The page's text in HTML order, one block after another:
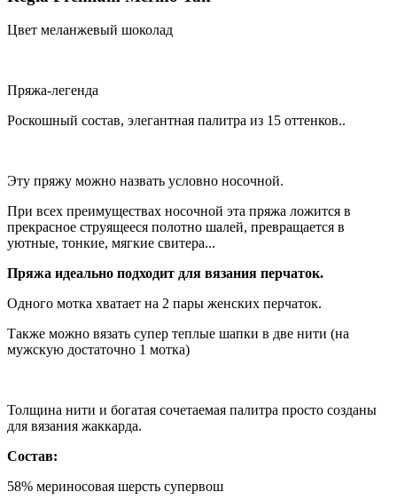
Цвет меланжевый шоколад
Пряжа-легенда
Роскошный состав, элегантная палитра из 15 оттенков..
Эту пряжу можно назвать условно носочной.
При всех преимуществах носочной эта пряжа ложится в
прекрасное струящееся полотно шалей, превращается в
уютные, тонкие, мягкие свитера...
Пряжа идеально подходит для вязания перчаток.
Одного мотка хватает на 2 пары женских перчаток.
Также можно вязать супер теплые шапки в две нити (на
мужскую достаточно 1 мотка)
Толщина нити и богатая сочетаемая палитра просто созданы
для вязания жаккарда.
Состав:
58% мериносовая шерсть супервош